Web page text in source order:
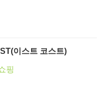
이스트 코스트)
핑